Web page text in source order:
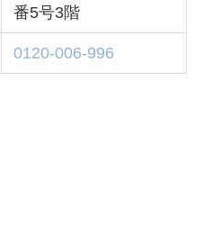
番5号3階
0120-006-996